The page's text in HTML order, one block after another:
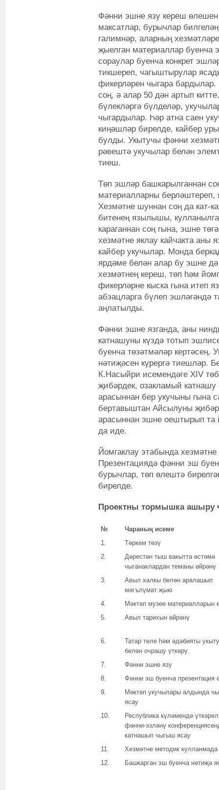
Фәнни эшне язу кереш
максатлар, бурычлар
галимнәр, аларның
җыелган материаллар
сораулар буенча конкрет
тикшереп, чагыштырулар
фикерләрен чыгара
соң, ә алар 50 дән артып
бүлекләргә бүлделәр,
чыгардылар. Һәр атна саен
киңәшләр бирелде, кайбер
булды. Укытучы фәнни
рәвештә укучылар белән
тиеш.
Төп эшләр башкарылганнан
материалларны
Хезмәтне шуннан соң да кат-
битенең язылышы,
караганнан соң гына, эшне
хезмәтне яклау кайчакта аны
кайбер укучылар. Монда
ярдәме белән алар бу эшне
хезмәтнең кереш, төп һәм
фикерләрне кыска гына итеп
абзацларга бүлеп эшләгәндә
аңлатылды.
Фәнни эшне язганда, аны
катнашуны күздә тотып
буенча төзәтмәләр кертәсең.
нәтиҗәсен күрергә тиешләр.
К.Насыйри исемендәге XIV
җибәрдек, озакламый
арасыннан бер укучыны гына
бертавыштан Айсылуны
арасыннан эшне оештырып та
да иде.
Йомгаклау этабында
Презентациядә фәнни эш
бурычлар, төп өлештә
бирелде.
Проектны тормышка ашыру
№
Чараның исеме
1.
Төркем төзү
2.
Дәрестән тыш вакытта өстәмә
чыганаклардан теманы өйрәнү
3.
Авыл халкы белән аралашып
мәгълүмат җыю
4.
Мәктәп музее материалларын
5.
Авыл тарихын өйрәнү
6.
Татар теле һәм әдәбияты
белән очрашу үткәрү.
7.
Фәнни эшне язу
8.
Фәнни эш буенча презентация
9.
Мәктәп укучылары алдында
ясау
10.
Республика күләмендә
фәнни-эзләнү
катнашып чыгыш ясау
11.
Хезмәтне методик кулланмада
12.
Башкарган эш буенча нәтиҗә